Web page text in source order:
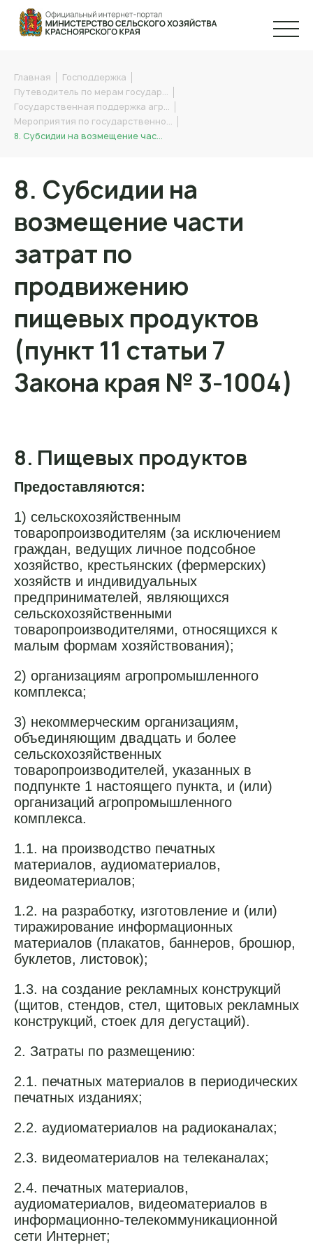
Главная
Господдержка
Путеводитель по мерам государ…
Государственная поддержка агр…
Мероприятия по государственно…
8. Субсидии на возмещение час…
8. Субсидии на
возмещение части
затрат по
продвижению
пищевых продуктов
(пункт 11 статьи 7
Закона края № 3-1004)
8. Пищевых продуктов
Предоставляются:
1) сельскохозяйственным
товаропроизводителям (за исключением
граждан, ведущих личное подсобное
хозяйство, крестьянских (фермерских)
хозяйств и индивидуальных
предпринимателей, являющихся
сельскохозяйственными
товаропроизводителями, относящихся к
малым формам хозяйствования);
2) организациям агропромышленного
комплекса;
3) некоммерческим организациям,
объединяющим двадцать и более
сельскохозяйственных
товаропроизводителей, указанных в
подпункте 1 настоящего пункта, и (или)
организаций агропромышленного
комплекса.
1.1. на производство печатных
материалов, аудиоматериалов,
видеоматериалов;
1.2. на разработку, изготовление и (или)
тиражирование информационных
материалов (плакатов, баннеров, брошюр,
буклетов, листовок);
1.3. на создание рекламных конструкций
(щитов, стендов, стел, щитовых рекламных
конструкций, стоек для дегустаций).
2. Затраты по размещению:
2.1. печатных материалов в периодических
печатных изданиях;
2.2. аудиоматериалов на радиоканалах;
2.3. видеоматериалов на телеканалах;
2.4. печатных материалов,
аудиоматериалов, видеоматериалов в
информационно-телекоммуникационной
сети Интернет;